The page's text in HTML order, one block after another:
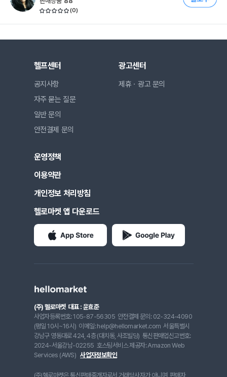
(0)
헬프센터
공지사항
자주 묻는 질문
일반 문의
안전결제 문의
광고센터
제휴ㆍ광고 문의
운영정책
이용약관
개인정보 처리방침
헬로마켓 앱 다운로드
(주) 헬로마켓 대표 : 윤효준
사업자등록번호: 105-87-56305 안전결제 문의: 02-324-4090
(평일 10시~16시) 이메일: help@hellomarket.com 서울특별시
강남구 영동대로 424, 4층 (대치동, 사조빌딩) 통신판매업신고번호:
2024-서울강남-02255 호스팅서비스 제공자: Amazon Web
Services (AWS) 사업자정보확인
(주)헬로마켓은 통신판매중개자로서 거래당사자가 아니며, 판매자